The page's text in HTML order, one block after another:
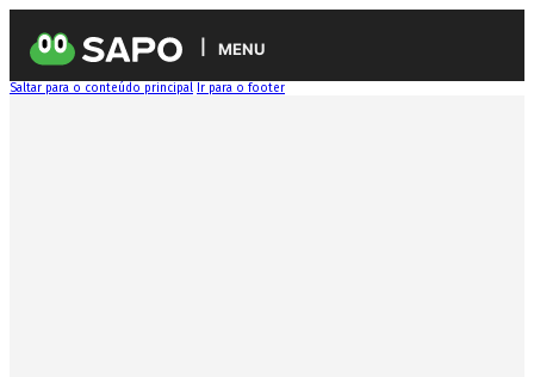
MENU
Saltar para o conteúdo principal Ir para o footer